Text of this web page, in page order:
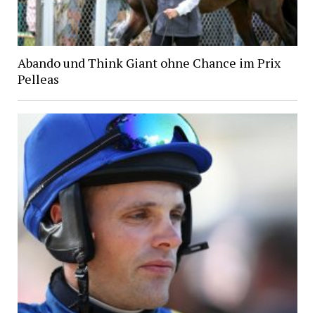
Abando und Think Giant ohne Chance im Prix
Pelleas